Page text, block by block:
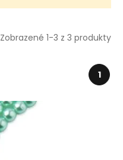
Zobrazené 1-3 z 3 produkty
1